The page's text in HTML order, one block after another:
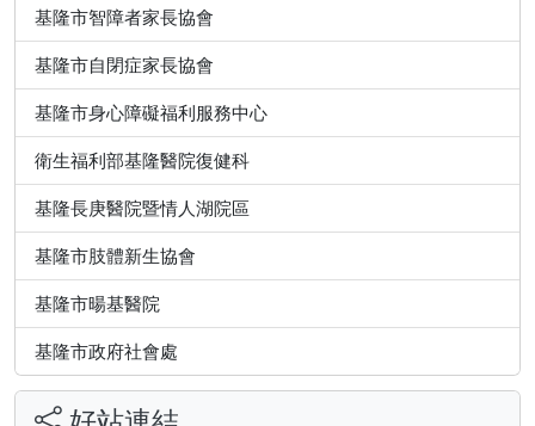
基隆市智障者家長協會
基隆市自閉症家長協會
基隆市身心障礙福利服務中心
衛生福利部基隆醫院復健科
基隆長庚醫院暨情人湖院區
基隆市肢體新生協會
基隆市暘基醫院
基隆市政府社會處